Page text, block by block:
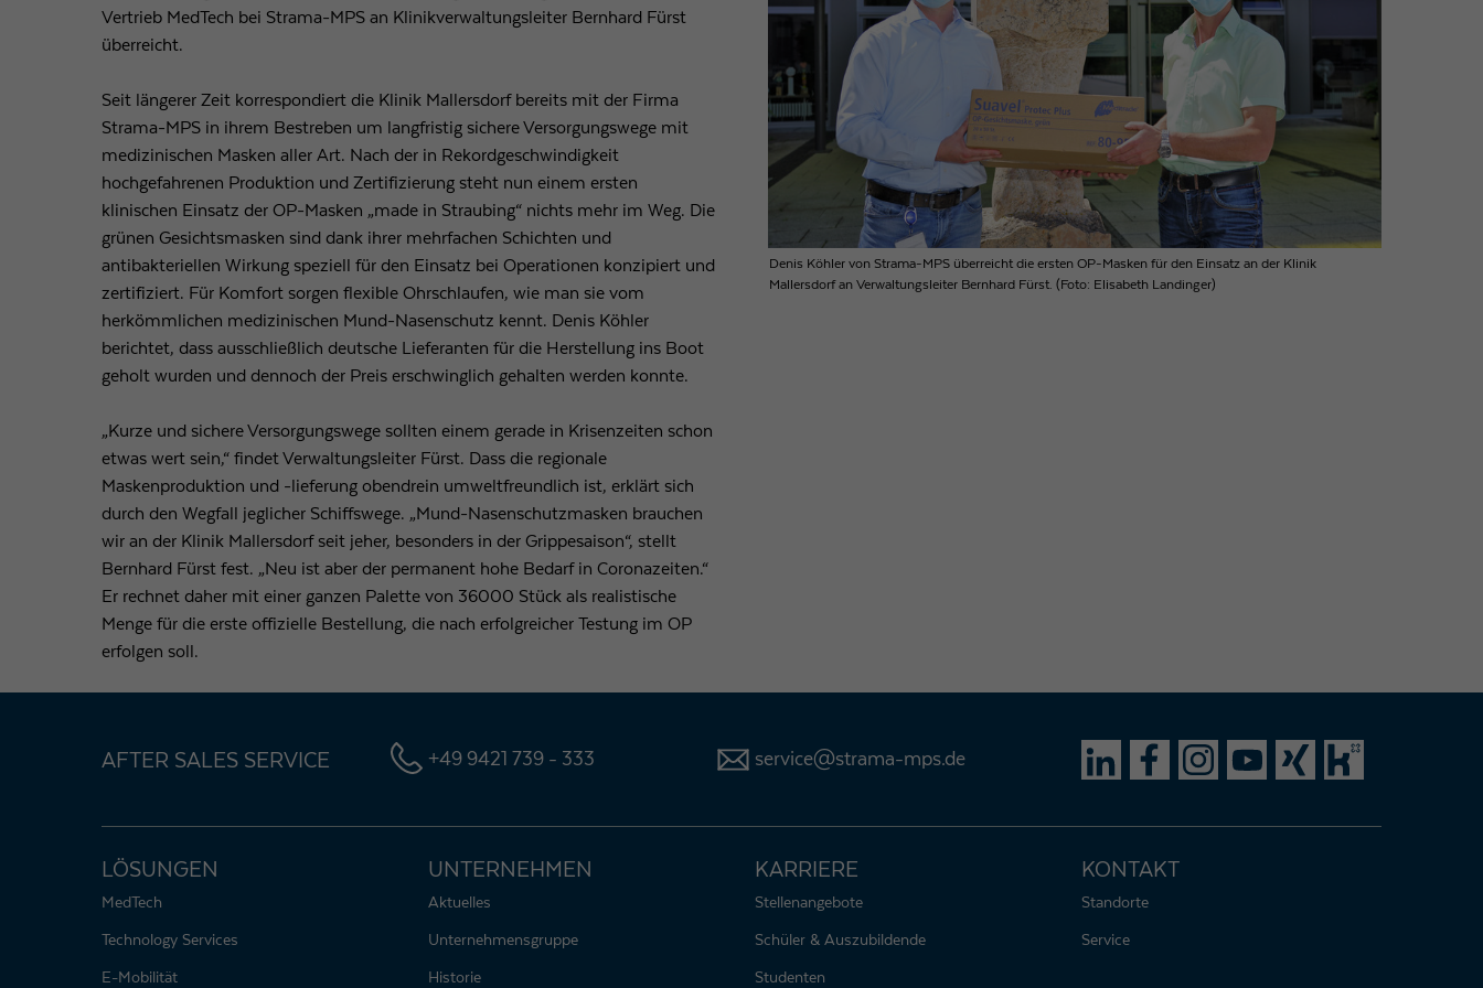
Denis Köhler von Strama-MPS überreicht die ersten OP-Masken für den Einsatz an der Klinik
Mallersdorf an Verwaltungsleiter Bernhard Fürst. (Foto: Elisabeth Landinger)
Vertrieb MedTech bei Strama-MPS an Klinikverwaltungsleiter Bernhard Fürst
überreicht.
Seit längerer Zeit korrespondiert die Klinik Mallersdorf bereits mit der Firma
Strama-MPS in ihrem Bestreben um langfristig sichere Versorgungswege mit
medizinischen Masken aller Art. Nach der in Rekordgeschwindigkeit
hochgefahrenen Produktion und Zertifizierung steht nun einem ersten
klinischen Einsatz der OP-Masken „made in Straubing“ nichts mehr im Weg. Die
grünen Gesichtsmasken sind dank ihrer mehrfachen Schichten und
antibakteriellen Wirkung speziell für den Einsatz bei Operationen konzipiert und
zertifiziert. Für Komfort sorgen flexible Ohrschlaufen, wie man sie vom
herkömmlichen medizinischen Mund-Nasenschutz kennt. Denis Köhler
berichtet, dass ausschließlich deutsche Lieferanten für die Herstellung ins Boot
geholt wurden und dennoch der Preis erschwinglich gehalten werden konnte.
„Kurze und sichere Versorgungswege sollten einem gerade in Krisenzeiten schon
etwas wert sein,“ findet Verwaltungsleiter Fürst. Dass die regionale
Maskenproduktion und -lieferung obendrein umweltfreundlich ist, erklärt sich
durch den Wegfall jeglicher Schiffswege. „Mund-Nasenschutzmasken brauchen
wir an der Klinik Mallersdorf seit jeher, besonders in der Grippesaison“, stellt
Bernhard Fürst fest. „Neu ist aber der permanent hohe Bedarf in Coronazeiten.“
Er rechnet daher mit einer ganzen Palette von 36000 Stück als realistische
Menge für die erste offizielle Bestellung, die nach erfolgreicher Testung im OP
erfolgen soll.
AFTER SALES SERVICE +49 9421 739 - 333 service@strama-mps.de
LÖSUNGEN
MedTech
Technology Services
E-Mobilität
UNTERNEHMEN
Aktuelles
Unternehmensgruppe
Historie
KARRIERE
Stellenangebote
Schüler & Auszubildende
Studenten
KONTAKT
Standorte
Service
Zweck
Wird von Google Analytics verwendet, um die
Anforderungsrate einzuschränken
Name _gid
Anbieter
Zweck
Registriert eine eindeutige ID, die verwendet wird, um
statistische Daten dazu, wie der Besucher die Website
nutzt, zu generieren.